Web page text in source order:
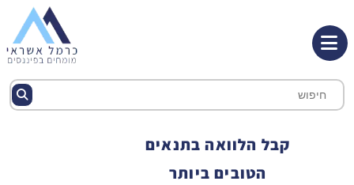
קבל הלוואה בתנאים
הטובים ביותר